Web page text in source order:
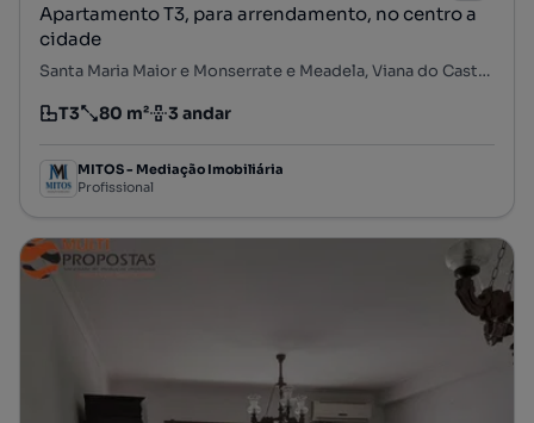
Apartamento T3, para arrendamento, no centro a
cidade
Santa Maria Maior e Monserrate e Meadela, Viana do Castelo, Viana do Castelo
Tipologia
T3
Preço por metro quadrado
80 m²
Andar 3 andar
MITOS - Mediação Imobiliária
Profissional